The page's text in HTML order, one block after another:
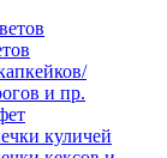
и пр.
куличей